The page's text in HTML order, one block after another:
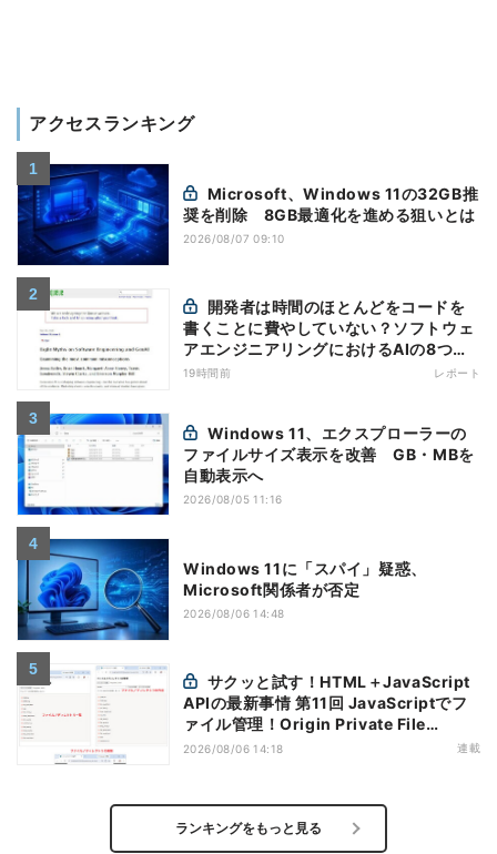
アクセスランキング
奨を削除 8GB最適化を進める狙いとは
2026/08/07 09:10
書くことに費やしていない？ソフトウェ
アエンジニアリングにおけるAIの8つの
神話への賛否
19時間前 レポート
ファイルサイズ表示を改善 GB・MBを
自動表示へ
2026/08/05 11:16
Windows 11に「スパイ」疑惑、
Microsoft関係者が否定
2026/08/06 14:48
APIの最新事情 第11回 JavaScriptでフ
ァイル管理！Origin Private File
Systemを活用する
2026/08/06 14:18 連載
ランキングをもっと見る